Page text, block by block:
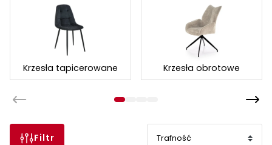
Krzesła tapicerowane Krzesła obrotowe
Filtr